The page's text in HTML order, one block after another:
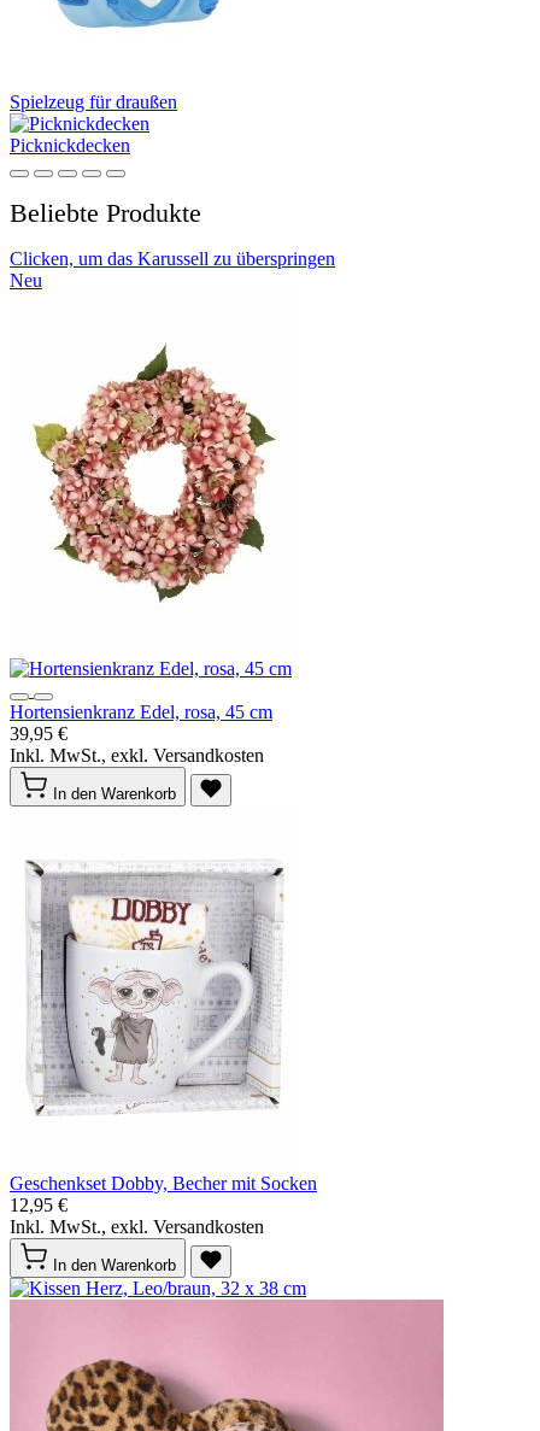
Spielzeug für draußen
Picknickdecken
Beliebte Produkte
Clicken, um das Karussell zu überspringen
Neu
Hortensienkranz Edel, rosa, 45 cm
39,95 €
Inkl. MwSt., exkl. Versandkosten
In den Warenkorb
Geschenkset Dobby, Becher mit Socken
12,95 €
Inkl. MwSt., exkl. Versandkosten
In den Warenkorb